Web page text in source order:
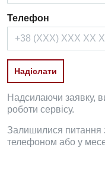
Телефон
Надсилаючи заявку,
роботи сервісу.
Залишилися питання
телефоном або у